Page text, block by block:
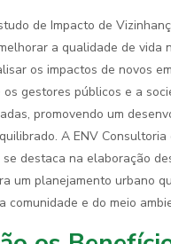
de Impacto de
a qualidade de vida
os impactos de novos
os gestores públicos e a
promovendo um
A ENV Consultoria
destaca na elaboração
um planejamento urbano
comunidade e do meio